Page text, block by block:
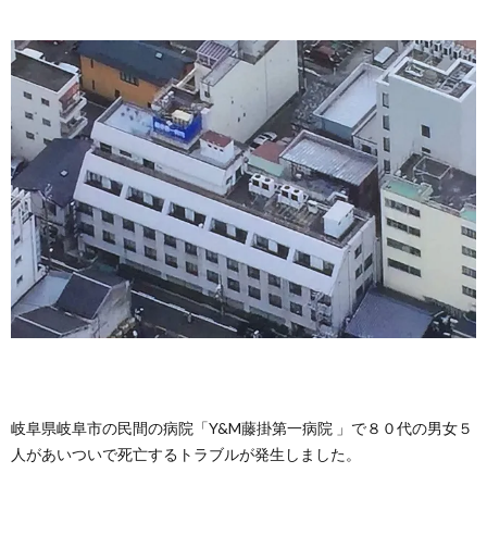
岐阜県岐阜市の民間の病院「Y&M藤掛第一病院 」で８０代の男女５
人があいついで死亡するトラブルが発生しました。